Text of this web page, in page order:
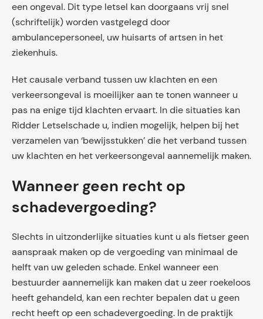
een ongeval. Dit type letsel kan doorgaans vrij snel
(schriftelijk) worden vastgelegd door
ambulancepersoneel, uw huisarts of artsen in het
ziekenhuis.
Het causale verband tussen uw klachten en een
verkeersongeval is moeilijker aan te tonen wanneer u
pas na enige tijd klachten ervaart. In die situaties kan
Ridder Letselschade u, indien mogelijk, helpen bij het
verzamelen van ‘bewijsstukken’ die het verband tussen
uw klachten en het verkeersongeval aannemelijk maken.
Wanneer geen recht op
schadevergoeding?
Slechts in uitzonderlijke situaties kunt u als fietser geen
aanspraak maken op de vergoeding van minimaal de
helft van uw geleden schade. Enkel wanneer een
bestuurder aannemelijk kan maken dat u zeer roekeloos
heeft gehandeld, kan een rechter bepalen dat u geen
recht heeft op een schadevergoeding. In de praktijk